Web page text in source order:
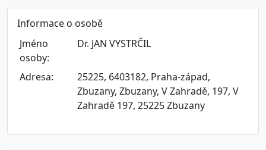
Informace o osobě
Jméno
osoby:
Dr. JAN VYSTRČIL
Adresa:
25225, 6403182, Praha-západ,
Zbuzany, Zbuzany, V Zahradě, 197, V
Zahradě 197, 25225 Zbuzany